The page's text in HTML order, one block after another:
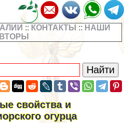
:: КОНТАКТЫ :: НАШИ
свойства и
огурца